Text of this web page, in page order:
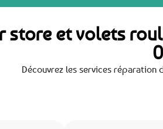
store et volets
Découvrez les services réparation